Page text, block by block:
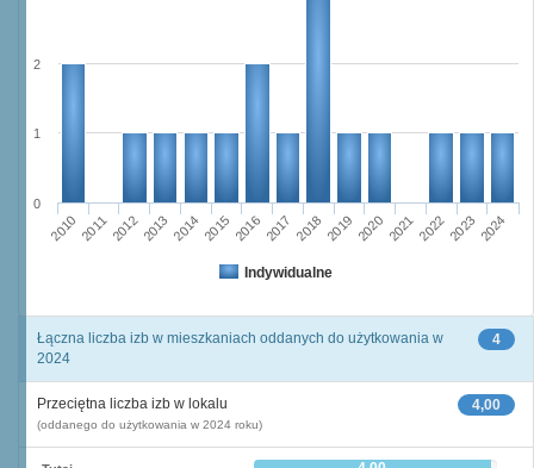
Indywidualne
2010 201120122013 2014 2015 2016 2017 2018 2019 2020 202120222023 2024
0
1
2
4
Łączna liczba izb w mieszkaniach oddanych do użytkowania w
2024
4,00
Przeciętna liczba izb w lokalu
(oddanego do użytkowania w 2024 roku)